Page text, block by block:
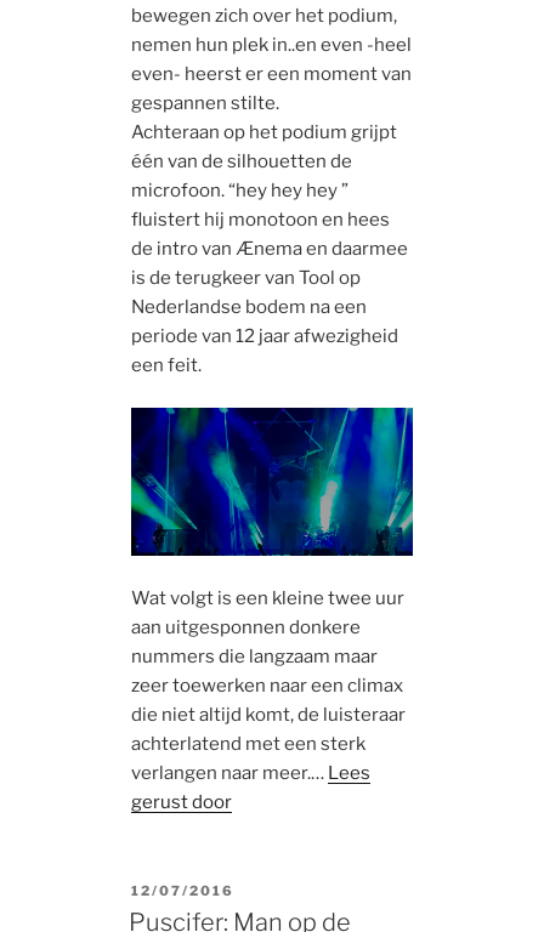
bewegen zich over het podium,
nemen hun plek in..en even -heel
even- heerst er een moment van
gespannen stilte.
Achteraan op het podium grijpt
één van de silhouetten de
microfoon. “hey hey hey ”
fluistert hij monotoon en hees
de intro van Ænema en daarmee
is de terugkeer van Tool op
Nederlandse bodem na een
periode van 12 jaar afwezigheid
een feit.
Wat volgt is een kleine twee uur
aan uitgesponnen donkere
nummers die langzaam maar
zeer toewerken naar een climax
die niet altijd komt, de luisteraar
achterlatend met een sterk
verlangen naar meer.… Lees
gerust door
POSTED
ON
12/07/2016
Puscifer: Man op de